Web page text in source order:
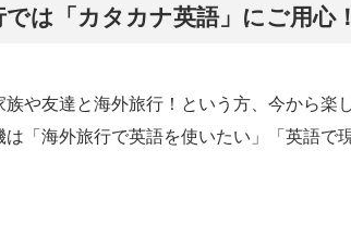
は「カタカナ英語」にご用心！
族や友達と海外旅行！という方、今から楽
は「海外旅行で英語を使いたい」「英語で